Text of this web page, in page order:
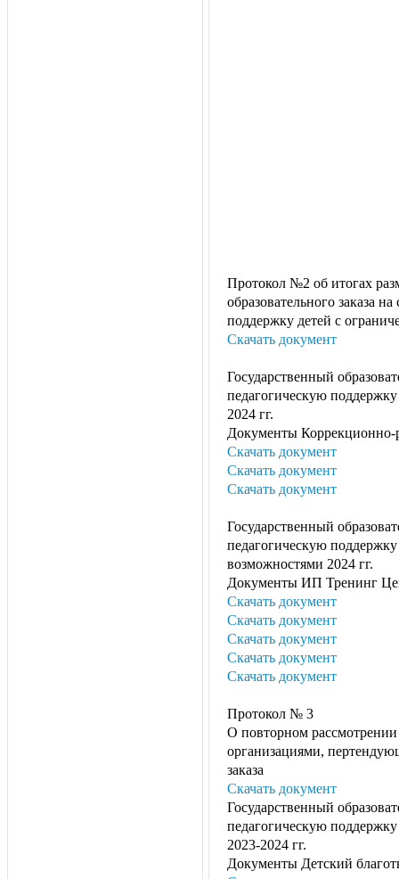
Протокол №2 об итогах
образовательного заказа
поддержку детей с
Скачать документ
Государственный
педагогическую
2024 гг.
Документы
Скачать документ
Скачать документ
Скачать документ
Государственный
педагогическую
возможностями 2024 гг.
Документы ИП Тренинг
Скачать документ
Скачать документ
Скачать документ
Скачать документ
Скачать документ
Протокол № 3
О повторном
организациями,
заказа
Скачать документ
Государственный
педагогическую
2023-2024 гг.
Документы Детский